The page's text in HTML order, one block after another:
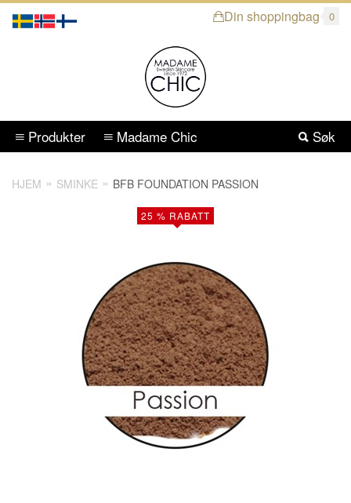
Din shoppingbag 0
Søk
Produkter Madame Chic
HJEM SMINKE BFB FOUNDATION PASSION
25 % RABATT